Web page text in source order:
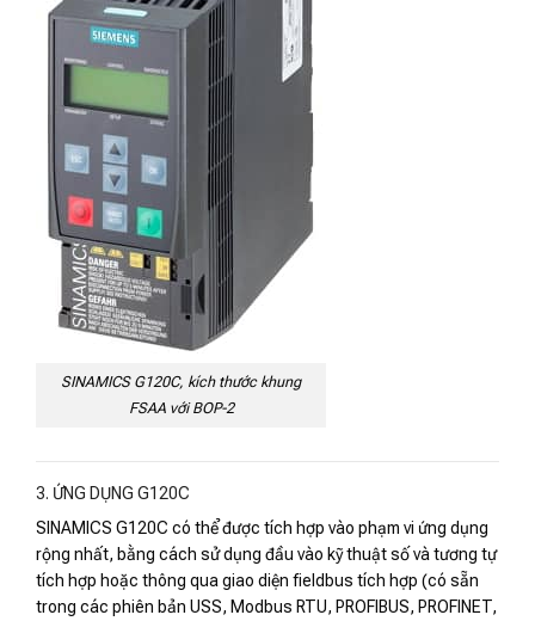
SINAMICS G120C, kích thước khung
FSAA với BOP-2
3. ỨNG DỤNG G120C
SINAMICS G120C có thể được tích hợp vào phạm vi ứng dụng
rộng nhất, bằng cách sử dụng đầu vào kỹ thuật số và tương tự
tích hợp hoặc thông qua giao diện fieldbus tích hợp (có sẵn
trong các phiên bản USS, Modbus RTU, PROFIBUS, PROFINET,